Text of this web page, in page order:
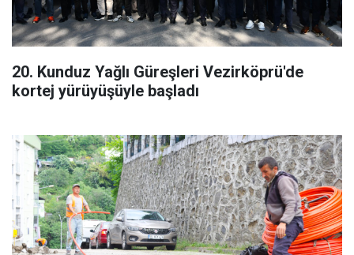
20. Kunduz Yağlı Güreşleri Vezirköprü'de
kortej yürüyüşüyle başladı